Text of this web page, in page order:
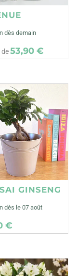
dès demain
de53,90 €
GINSENG
dès le 07 août
€